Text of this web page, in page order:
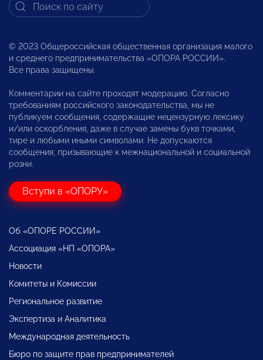
© 2023 Общероссийская общественная организация малого
и среднего предпринимательства «ОПОРА РОССИИ».
Все права защищены.
Комментарии на сайте проходят модерацию. Согласно
требованиям российского законодательства, мы не
публикуем сообщения, содержащие нецензурную лексику
и/или оскорбления, даже в случае замены букв точками,
тире и любыми иными символами. Не допускаются
сообщения, призывающие к межнациональной и социальной
розни.
Вступи в «ОПОРУ»
Об «ОПОРЕ РОССИИ»
Ассоциация «НП «ОПОРА»
Новости
Комитеты и Комиссии
Региональное развитие
Экспертиза и Аналитика
Международная деятельность
Бюро по защите прав предпринимателей